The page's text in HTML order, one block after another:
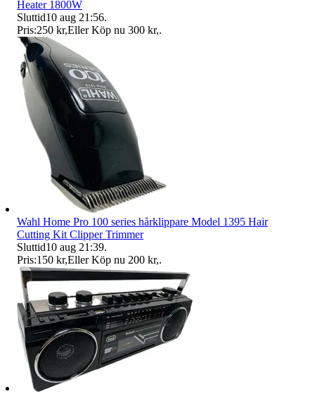
Heater 1800W
Sluttid10 aug 21:56.
Pris:250 kr,Eller Köp nu 300 kr,.
Wahl Home Pro 100 series hårklippare Model 1395 Hair
Cutting Kit Clipper Trimmer
Sluttid10 aug 21:39.
Pris:150 kr,Eller Köp nu 200 kr,.